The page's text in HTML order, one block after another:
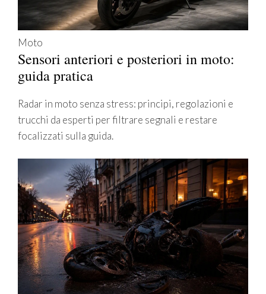
Moto
Sensori anteriori e posteriori in moto:
guida pratica
Radar in moto senza stress: principi, regolazioni e
trucchi da esperti per filtrare segnali e restare
focalizzati sulla guida.